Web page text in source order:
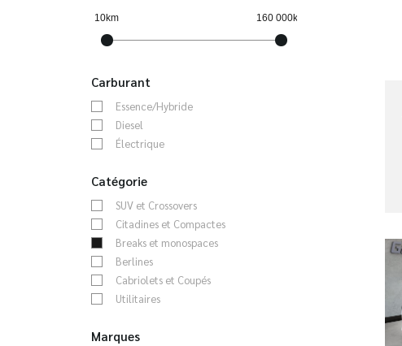
10km 160 000km
Carburant
Essence/Hybride
Diesel
Électrique
Catégorie
SUV et Crossovers
Citadines et Compactes
Breaks et monospaces
Berlines
Cabriolets et Coupés
Utilitaires
Marques